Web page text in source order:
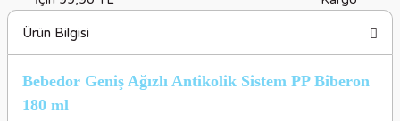
Ürün Bilgisi
Bebedor Geniş Ağızlı Antikolik Sistem PP Biberon
180 ml